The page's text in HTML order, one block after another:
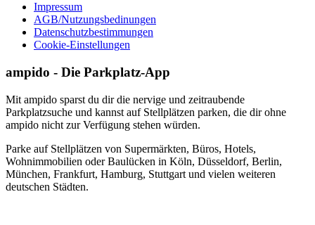
Impressum
AGB/Nutzungsbedinungen
Datenschutzbestimmungen
Cookie-Einstellungen
ampido - Die Parkplatz-App
Mit ampido sparst du dir die nervige und zeitraubende
Parkplatzsuche und kannst auf Stellplätzen parken, die dir ohne
ampido nicht zur Verfügung stehen würden.
Parke auf Stellplätzen von Supermärkten, Büros, Hotels,
Wohnimmobilien oder Baulücken in Köln, Düsseldorf, Berlin,
München, Frankfurt, Hamburg, Stuttgart und vielen weiteren
deutschen Städten.